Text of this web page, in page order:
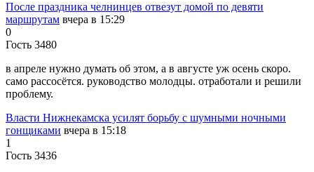
После праздника челнинцев отвезут домой по девяти
маршрутам вчера в 15:29
0
Гость 3480
в апреле нужно думать об этом, а в августе уж осень скоро.
само рассосётся. руководство молодцы. отработали и решили
проблему.
Власти Нижнекамска усилят борьбу с шумными ночными
гонщиками вчера в 15:18
1
Гость 3436